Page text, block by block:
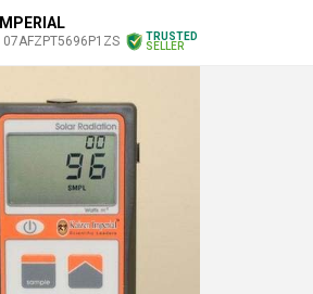
07AFZPT5696P1ZS
TRUSTED
SELLER